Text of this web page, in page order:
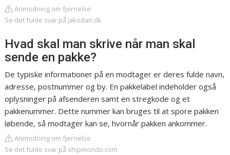
Anmodning om fjernelse
Se det fulde svar på jakodan.dk
Hvad skal man skrive når man skal
sende en pakke?
De typiske informationer på en modtager er deres fulde navn,
adresse, postnummer og by. En pakkelabel indeholder også
oplysninger på afsenderen samt en stregkode og et
pakkenummer. Dette nummer kan bruges til at spore pakken
løbende, så modtager kan se, hvornår pakken ankommer.
Anmodning om fjernelse
Se det fulde svar på shipmondo.com